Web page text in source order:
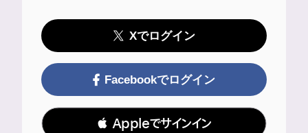
Xでログイン
Facebookでログイン
 Appleでサインイン